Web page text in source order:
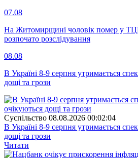
07.08
На Житомирщині чоловік помер у
розпочато розслідування
08.08
В Україні 8-9 серпня утримається
дощі та грози
Суспiльство 08.08.2026 00:02:04
В Україні 8-9 серпня утримається
дощі та грози
Читати